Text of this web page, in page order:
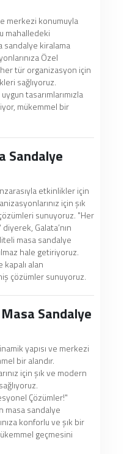
merkezi konumuyla
mahalledeki
sandalye kiralama
Özel
tür organizasyon için
sağlıyoruz.
tasarımlarımızla
mükemmel bir
Sandalye
etkinlikler için
için şık
sunuyoruz. "Her
Galata’nın
masa sandalye
hale getiriyoruz.
alan
çözümler sunuyoruz.
Sandalye
yapısı ve merkezi
bir alandır.
için şık ve modern
Çözümler!"
masa sandalye
konforlu ve şık bir
geçmesini